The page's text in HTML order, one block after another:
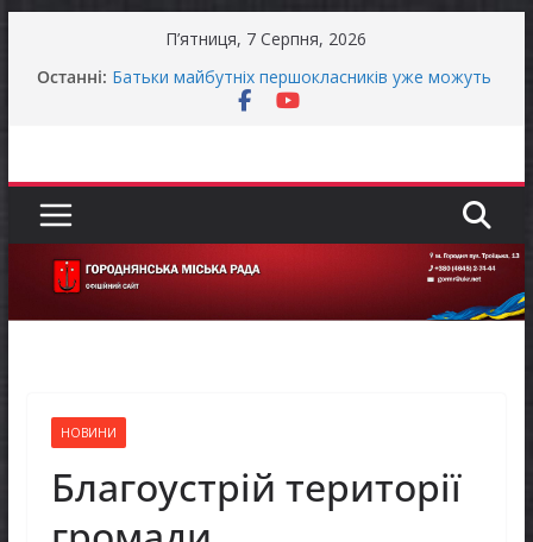
П’ятниця, 7 Серпня, 2026
Останні: влади та бізнесу»
Батьки майбутніх першокласників уже можуть
громади справжньою літньою спекою
присудження Премії Кабінету Міністрів України
енергетичної стійкості України
До уваги представників бізнесу!
НОВИНИ
Благоустрій території